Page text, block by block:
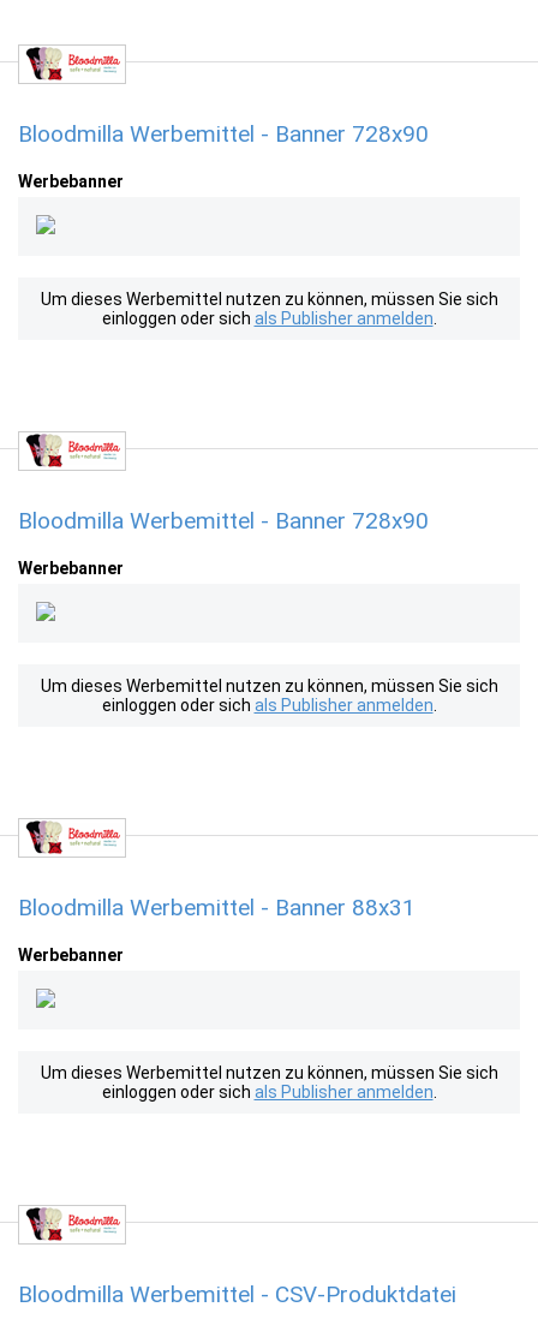
Bloodmilla Werbemittel - Banner 728x90
Werbebanner
Um dieses Werbemittel nutzen zu können, müssen Sie sich
einloggen oder sich als Publisher anmelden
Bloodmilla Werbemittel - Banner 728x90
Werbebanner
Um dieses Werbemittel nutzen zu können, müssen Sie sich
einloggen oder sich als Publisher anmelden
Bloodmilla Werbemittel - Banner 88x31
Werbebanner
Um dieses Werbemittel nutzen zu können, müssen Sie sich
einloggen oder sich als Publisher anmelden
Bloodmilla Werbemittel - CSV-Produktdatei